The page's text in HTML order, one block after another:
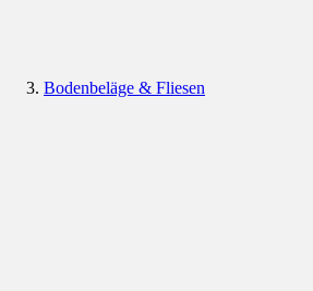
Bodenbeläge & Fliesen